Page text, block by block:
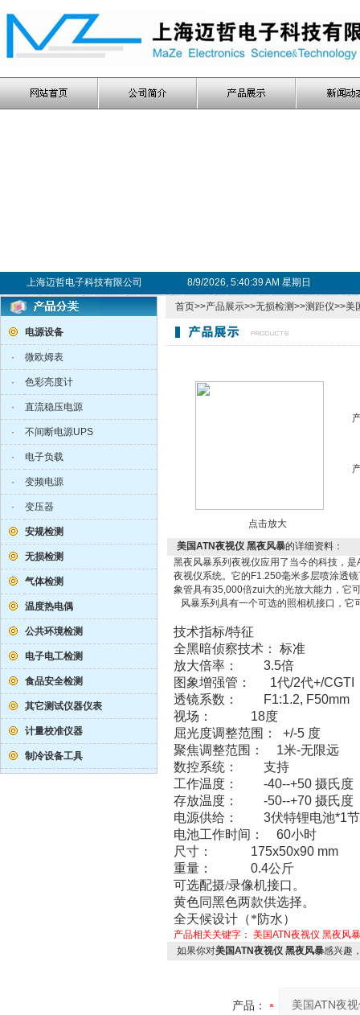
上海迈哲电子科技有限公司 8/9/2026, 5:40:39 AM 星期日
电源设备
· 微欧姆表
· 色彩亮度计
· 直流稳压电源
· 不间断电源UPS
· 电子负载
· 变频电源
· 变压器
安规检测
无损检测
气体检测
温度热电偶
公共环境检测
电子电工检测
食品安全检测
其它测试仪器仪表
计量校准仪器
制冷设备工具
首页>>产品展示>>无损检测>>测距仪>>美
点击放大
美国ATN夜视仪 黑夜风暴的详细资料：
黑夜风暴系列夜视仪应用了当今的科技，
夜视仪系统。它的F1.250毫米多层喷涂透
象管具有35,000倍zui大的光放大能力，它
风暴系列具有一个可选的照相机接口，它
技术指标/特征
全黑暗侦察技术： 标准
放大倍率： 3.5倍
图象增强管： 1代/2代+/CGTI
透镜系数： F1:1.2, F50mm
视场： 18度
屈光度调整范围： +/-5 度
聚焦调整范围： 1米-无限远
数控系统： 支持
工作温度： -40--+50 摄氏度
存放温度： -50--+70 摄氏度
电源供给： 3伏特锂电池*1节
电池工作时间： 60小时
尺寸： 175x50x90 mm
重量： 0.4公斤
可选配摄/录像机接口。
黄色同黑色两款供选择。
全天候设计（*防水）
产品相关关键字： 美国ATN夜视仪 黑夜风暴
如果你对美国ATN夜视仪 黑夜风暴感兴趣
产品：